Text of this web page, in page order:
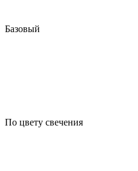
Базовый
По цвету свечения